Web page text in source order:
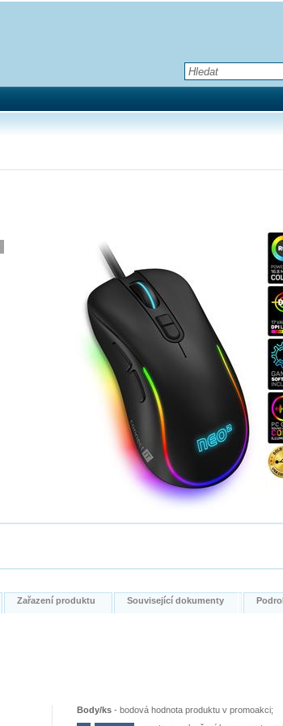
Zařazení produktu Související dokumenty
Body/ks - bodová hodnota produktu v promoakci;